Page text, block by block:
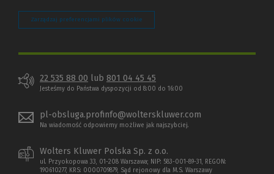
Zarządzaj preferencjami plików cookie
22 535 88 00 lub 801 04 45 45
Jesteśmy do Państwa dyspozycji od 8:00 do 16:00
pl-obsluga.profinfo@wolterskluwer.com
Na wiadomość odpowiemy możliwe jak najszybciej.
Wolters Kluwer Polska Sp. z o.o.
ul. Przyokopowa 33, 01-208 Warszawa; NIP: 583-001-89-31, REGON:
190610277, KRS: 0000709879, Sąd rejonowy dla M.S. Warszawy